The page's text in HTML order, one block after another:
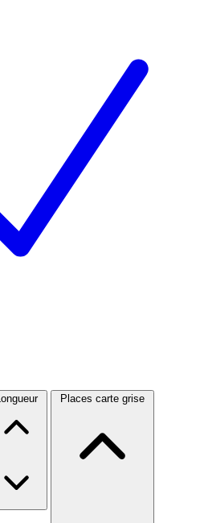
Longueur Places carte grise